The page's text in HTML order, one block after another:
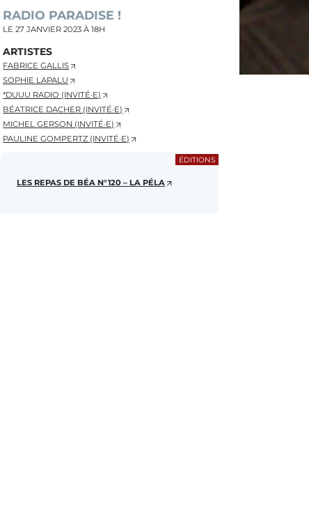
RADIO PARADISE !
LE27 JANVIER 2023 À 18H
ARTISTES
FABRICE GALLIS
SOPHIE LAPALU
*DUUU RADIO (INVITÉ·E)
BÉATRICE DACHER (INVITÉ·E)
MICHEL GERSON (INVITÉ·E)
PAULINE GOMPERTZ (INVITÉ·E)
ÉDITIONS
LES REPAS DE BÉA N°120 – LA PÉLA